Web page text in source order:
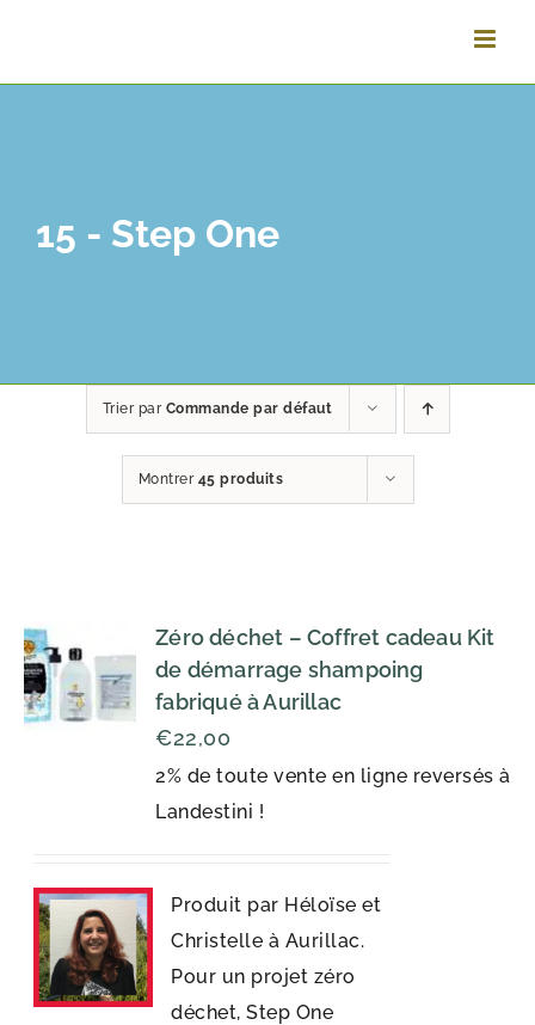
contenuto
15 - Step One
Trier par Commande par défaut
Montrer 45 produits
Zéro déchet – Coffret cadeau Kit
de démarrage shampoing
fabriqué à Aurillac
2% de toute vente en ligne reversés à
Landestini !
€22,00
Produit par Héloïse et
Christelle à Aurillac.
Pour un projet zéro
déchet, Step One